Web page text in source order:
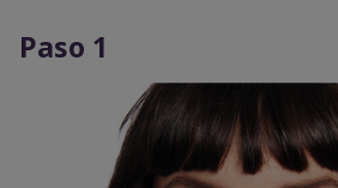
Paso 1